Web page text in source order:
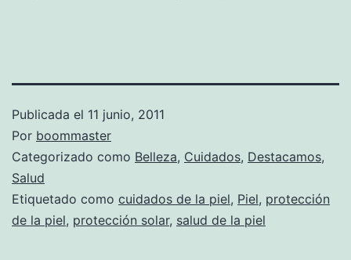
Publicada el 11 junio, 2011
Por boommaster
Categorizado como Belleza, Cuidados, Destacamos,
Salud
Etiquetado como cuidados de la piel, Piel, protección
de la piel, protección solar, salud de la piel